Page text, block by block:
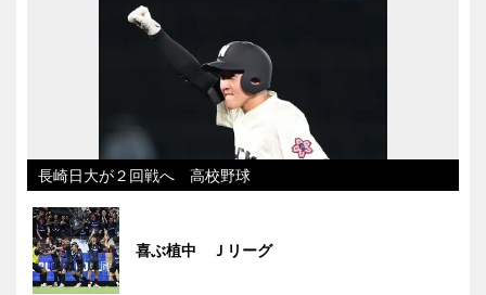
長崎日大が２回戦へ 高校野球
喜ぶ植中 Ｊリーグ